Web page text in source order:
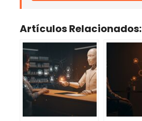
Artículos Relacionados: